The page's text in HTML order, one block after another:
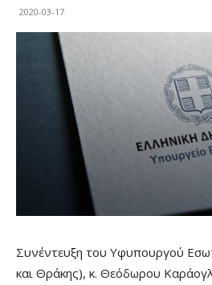
2020-03-17
Συνέντευξη του Υφυπουργού
και Θράκης), κ. Θεόδωρου